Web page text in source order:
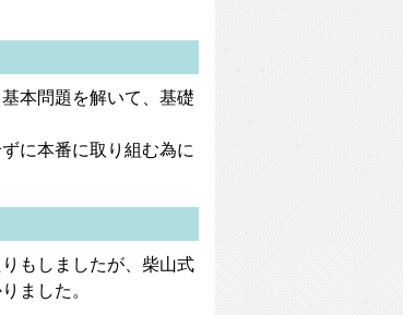
本問題を解いて、基礎
に本番に取り組む為に
もしましたが、柴山式
ました。